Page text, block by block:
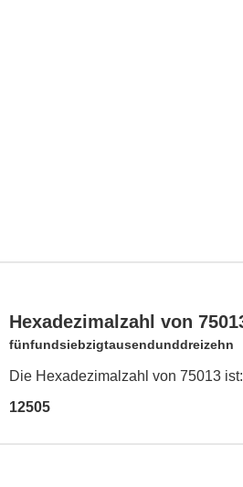
Hexadezimalzahl von
fünfundsiebzigtausendunddreizehn
Die Hexadezimalzahl von 75013 ist:
12505